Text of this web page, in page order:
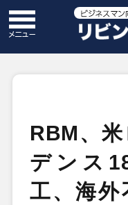
RBM、
デンス
工、海外